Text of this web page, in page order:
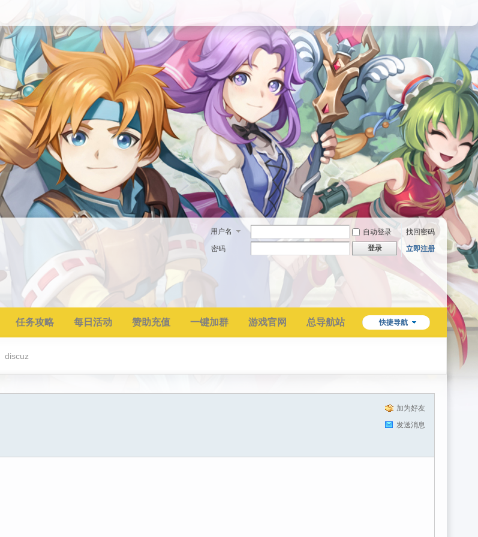
用户名 自动登录
找回密码
密码
登录 立即注册
快捷导航
任务攻略 每日活动 赞助充值 一键加群 游戏官网 总导航站
discuz
加为好友
发送消息